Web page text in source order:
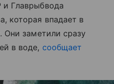
Главрыбвода
которая впадает в
Они заметили сразу
в воде, сообщает